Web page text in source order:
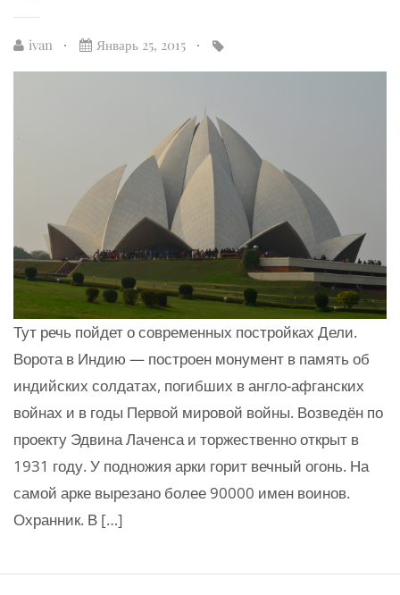
ivan Январь 25, 2015
Тут речь пойдет о современных постройках Дели.
Ворота в Индию — построен монумент в память об
индийских солдатах, погибших в англо-афганских
войнах и в годы Первой мировой войны. Возведён по
проекту Эдвина Лаченса и торжественно открыт в
1931 году. У подножия арки горит вечный огонь. На
самой арке вырезано более 90000 имен воинов.
Охранник. В […]